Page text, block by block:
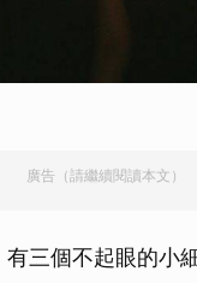
廣告（請繼續閱讀本文）
三個不起眼的小